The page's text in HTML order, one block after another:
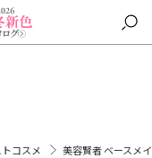
コスメ 美容賢者 ベースメ